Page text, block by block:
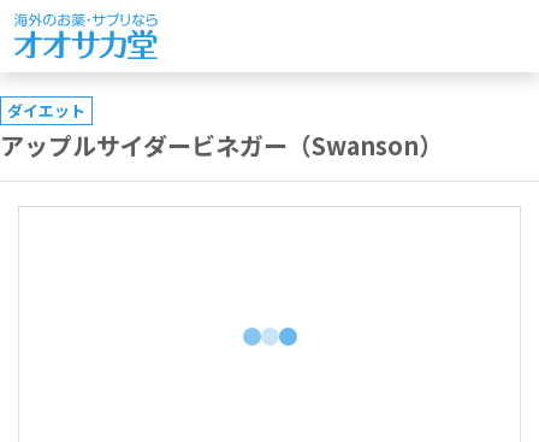
ダイエット
アップルサイダービネガー（Swanson）